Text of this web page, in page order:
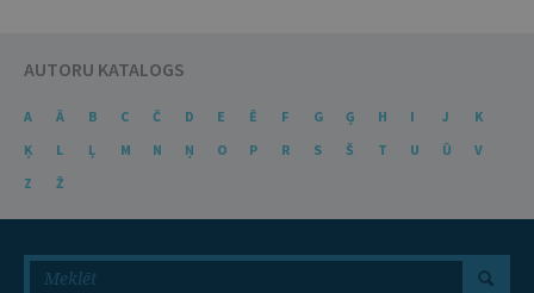
AUTORU KATALOGS
A Ā B C Č D E Ē F G Ģ H I J
K
Ķ
L Ļ M N Ņ O P R S Š T U Ū
V
Z
Ž